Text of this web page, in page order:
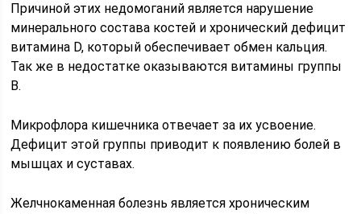
Причиной этих недомоганий является нарушение
минерального состава костей и хронический дефицит
витамина D, который обеспечивает обмен кальция.
Так же в недостатке оказываются витамины группы
В.
Микрофлора кишечника отвечает за их усвоение.
Дефицит этой группы приводит к появлению болей в
мышцах и суставах.
Желчнокаменная болезнь является хроническим